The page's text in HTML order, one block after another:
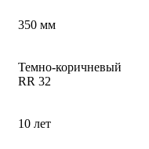
350 мм
Темно-коричневый
RR 32
10 лет